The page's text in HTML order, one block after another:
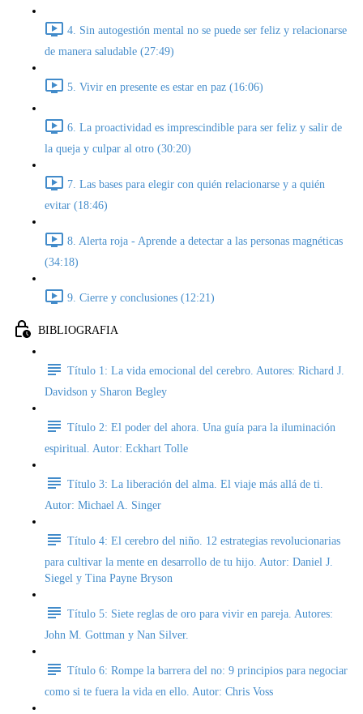
4. Sin autogestión mental no se puede ser feliz y relacionarse
de manera saludable (27:49)
5. Vivir en presente es estar en paz (16:06)
6. La proactividad es imprescindible para ser feliz y salir de
la queja y culpar al otro (30:20)
7. Las bases para elegir con quién relacionarse y a quién
evitar (18:46)
8. Alerta roja - Aprende a detectar a las personas magnéticas
(34:18)
9. Cierre y conclusiones (12:21)
BIBLIOGRAFIA
Título 1: La vida emocional del cerebro. Autores: Richard J.
Davidson y Sharon Begley
Título 2: El poder del ahora. Una guía para la iluminación
espiritual. Autor: Eckhart Tolle
Título 3: La liberación del alma. El viaje más allá de ti.
Autor: Michael A. Singer
Título 4: El cerebro del niño. 12 estrategias revolucionarias
para cultivar la mente en desarrollo de tu hijo. Autor: Daniel J.
Siegel y Tina Payne Bryson
Título 5: Siete reglas de oro para vivir en pareja. Autores:
John M. Gottman y Nan Silver.
Título 6: Rompe la barrera del no: 9 principios para negociar
como si te fuera la vida en ello. Autor: Chris Voss